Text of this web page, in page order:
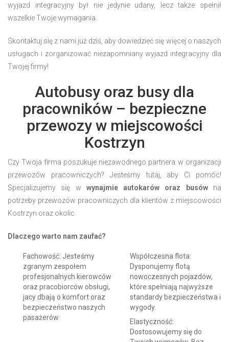
wyjazd integracyjny był nie jedynie udany, lecz także spełnił
wszelkie Twoje wymagania.
Skontaktuj się z nami już dziś, aby dowiedzieć się więcej o naszych
usługach i zorganizować niezapomniany wyjazd integracyjny dla
Twojej firmy!
Autobusy oraz busy dla
pracowników – bezpieczne
przewozy w miejscowości
Kostrzyn
Czy Twoja firma poszukuje niezawodnego partnera w organizacji
przewozów pracowniczych? Jesteśmy tutaj, aby Ci pomóc!
Specjalizujemy się w wynajmie autokarów oraz busówna
potrzeby przewozów pracowniczych dla klientów z miejscowości
Kostrzyn oraz okolic.
Dlaczego warto nam zaufać?
Fachowość: Jesteśmy
zgranym zespołem
profesjonalnych kierowców
oraz pracobiorców obsługi,
jacy dbają o komfort oraz
bezpieczeństwo naszych
pasażerów.
Współczesna flota:
Dysponujemy flotą
nowoczesnych pojazdów,
które spełniają najwyższe
standardy bezpieczeństwa i
wygody.
Elastyczność:
Dostosowujemy się do